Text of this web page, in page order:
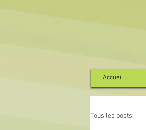
Accueil
Tous les posts